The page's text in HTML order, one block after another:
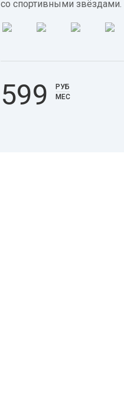
со спортивными звёздами.
599
РУБ
МЕС